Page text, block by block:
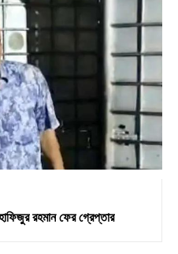
রহমান ফের গ্রেপ্তার